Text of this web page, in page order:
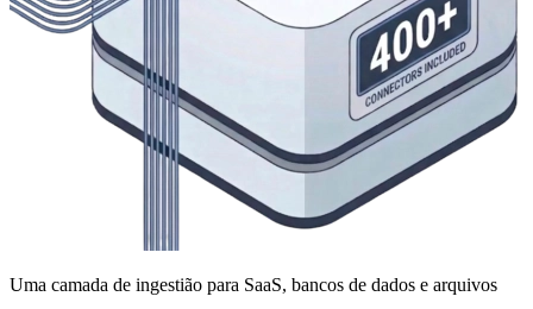
Uma camada de ingestião para SaaS, bancos de dados e arquivos